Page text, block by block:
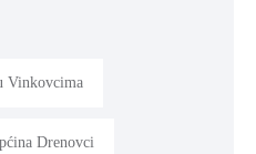
Vinkovcima
Drenovci